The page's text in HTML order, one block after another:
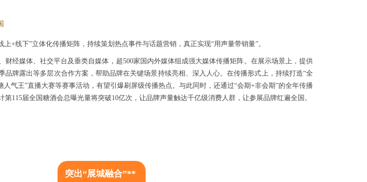
上+线下”立体化传播矩阵，持续策划热点事件与话题营销，真正实现“用声量带销量”。
财经媒体、社交平台及垂类自媒体，超500家国内外媒体组成强大媒体传播矩阵。在展示场景上，提供
品牌露出等多层次合作方案，帮助品牌在关键场景持续亮相、深入人心。在传播形式上，持续打造“全
人气王”直播大赛等赛事活动，有望引爆刷屏级传播热点。与此同时，还通过“会期+非会期”的全年传播
115届全国糖酒会总曝光量将突破10亿次，让品牌声量触达千亿级消费人群，让参展品牌红遍全国。
突出“展城融合”**